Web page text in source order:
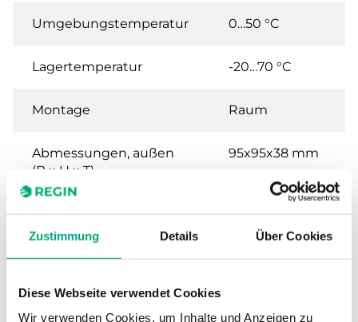
Zustimmung Details Über Cookies
Diese Webseite verwendet Cookies
Wir verwenden Cookies, um Inhalte und Anzeigen zu
Umgebungstemperatur 0…50 °C
Lagertemperatur -20…70 °C
Montage Raum
Abmessungen, außen
(B x H x T)
95x95x38 mm
Gewicht, inkl.
Verpackung
0.11 kg